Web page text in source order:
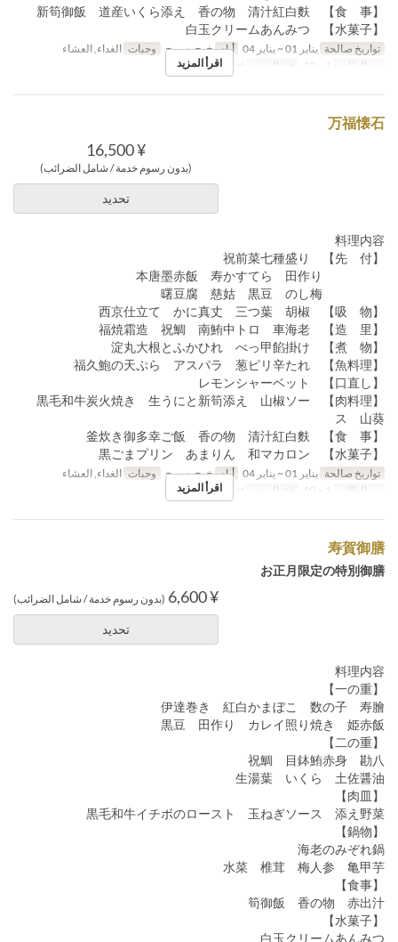
【食 事】 新筍御飯 道産いくら添え 香の物 清汁紅白麩
【水菓子】 白玉クリームあんみつ
تواريخ صالحة يناير 01 ~ يناير 04 أيام خ, ج, س, ح وجبات الغداء, العشاء
حد الطلب
فئة المقعد اقرأ المزيد
万福懐石
¥ 16,500
(بدون رسوم خدمة / شامل الضرائب)
تحديد
料理内容
【先 付】 祝前菜七種盛り
【吸 物】 西京仕立て かに真丈 三つ葉 胡椒
【造 里】 福焼霜造 祝鯛 南鮪中トロ 車海老
【煮 物】 淀丸大根とふかひれ べっ甲餡掛け
【魚料理】 福久鮑の天ぷら アスパラ 葱ピリ辛たれ
【口直し】 レモンシャーベット
【肉料理】 黒毛和牛炭火焼き 生うにと新筍添え 山椒ソー
ス 山葵
【食 事】 釜炊き御多幸ご飯 香の物 清汁紅白麩
【水菓子】 黒ごまプリン あまりん 和マカロン
تواريخ صالحة يناير 01 ~ يناير 04 أيام خ, ج, س, ح وجبات الغداء, العشاء
حد الطلب
فئة المقعد اقرأ المزيد
寿賀御膳
お正月限定の特別御膳
¥ 6,600 (بدون رسوم خدمة / شامل الضرائب)
تحديد
料理内容
【一の重】
伊達巻き 紅白かまぼこ 数の子 寿膾
黒豆 田作り カレイ照り焼き 姫赤飯
【二の重】
祝鯛 目鉢鮪赤身 勘八
生湯葉 いくら 土佐醤油
【肉皿】
黒毛和牛イチボのロースト 玉ねぎソース 添え野菜
【鍋物】
海老のみぞれ鍋
水菜 椎茸 梅人参 亀甲芋
【食事】
筍御飯 香の物 赤出汁
【水菓子】
白玉クリームあんみつ